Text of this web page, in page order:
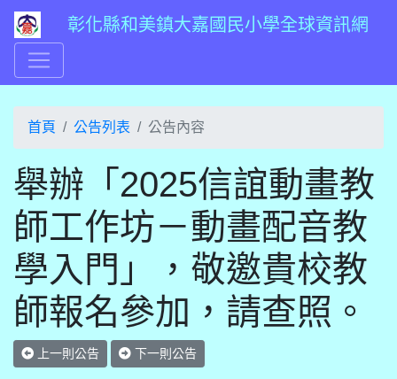
彰化縣和美鎮大嘉國民小學全球資訊網
首頁 公告列表 公告內容
舉辦「2025信誼動畫教
師工作坊－動畫配音教
學入門」，敬邀貴校教
師報名參加，請查照。
上一則公告 下一則公告